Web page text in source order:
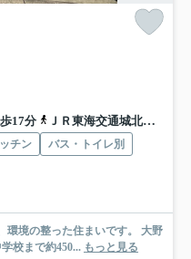
17分
ＪＲ東海交通城北線「小田井」駅 徒歩19分
チン
バス・トイレ別
環境の整った住まいです。 大野
校まで約450... もっと見る